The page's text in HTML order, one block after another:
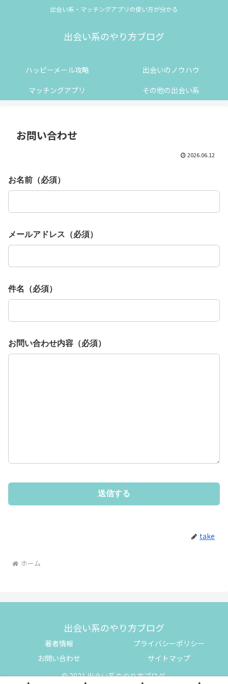
出会い系・マッチングアプリの使い方が分かる
出会い系のやり方ブログ
ハッピーメール攻略
出会いのノウハウ
マッチングアプリ
その他の出会い系
お問い合わせ
2026.06.12
お名前（必須）
メールアドレス（必須）
件名（必須）
お問い合わせ内容（必須）
take
ホーム
出会い系のやり方ブログ
著者情報
プライバシーポリシー
お問い合わせ
サイトマップ
© 2021 出会い系のやり方ブログ.